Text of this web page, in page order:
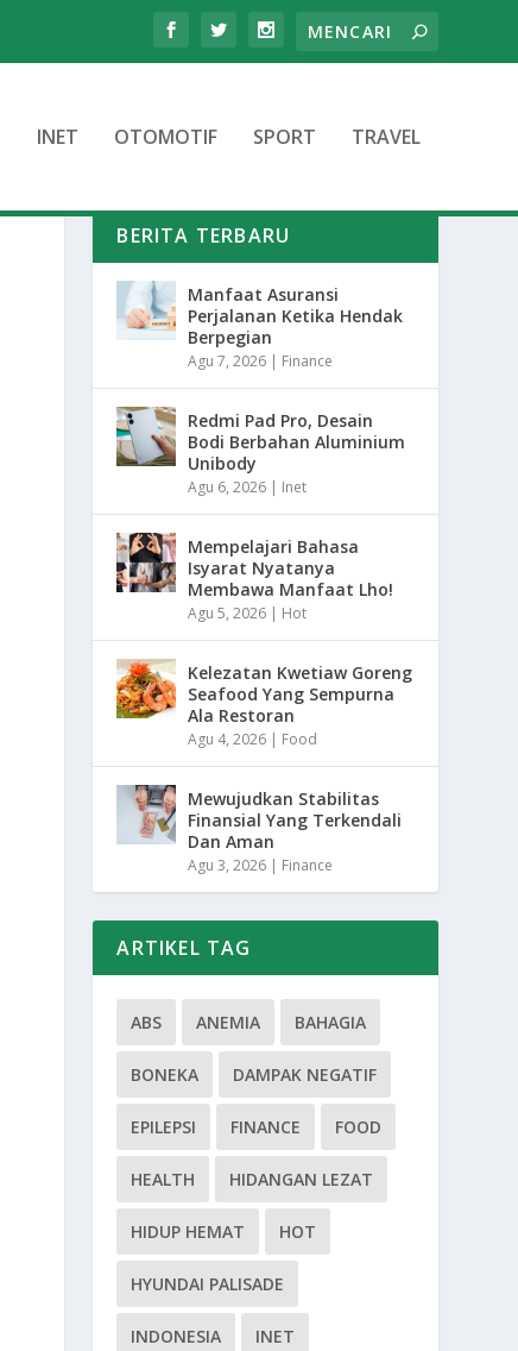
INET OTOMOTIF SPORT TRAVEL
BERITA TERBARU
Manfaat Asuransi
Perjalanan Ketika Hendak
Berpegian
Agu 7, 2026 | Finance
Redmi Pad Pro, Desain
Bodi Berbahan Aluminium
Unibody
Agu 6, 2026 | Inet
Mempelajari Bahasa
Isyarat Nyatanya
Membawa Manfaat Lho!
Agu 5, 2026 | Hot
Kelezatan Kwetiaw Goreng
Seafood Yang Sempurna
Ala Restoran
Agu 4, 2026 | Food
Mewujudkan Stabilitas
Finansial Yang Terkendali
Dan Aman
Agu 3, 2026 | Finance
ARTIKEL TAG
ABS ANEMIA BAHAGIA
BONEKA DAMPAK NEGATIF
EPILEPSI FINANCE FOOD
HEALTH HIDANGAN LEZAT
HIDUP HEMAT HOT
HYUNDAI PALISADE
INDONESIA INET